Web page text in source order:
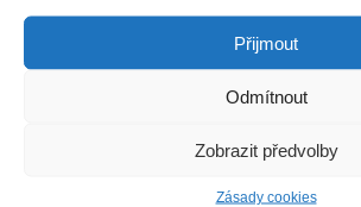
Přijmout
Odmítnout
Zobrazit předvolby
Zásady cookies
Děkujeme za pochopení.